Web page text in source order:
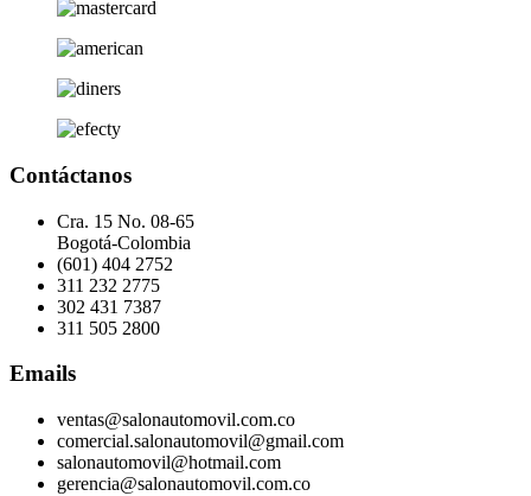
Contáctanos
Cra. 15 No. 08-65
Bogotá-Colombia
(601) 404 2752
311 232 2775
302 431 7387
311 505 2800
Emails
ventas@salonautomovil.com.co
comercial.salonautomovil@gmail.com
salonautomovil@hotmail.com
gerencia@salonautomovil.com.co